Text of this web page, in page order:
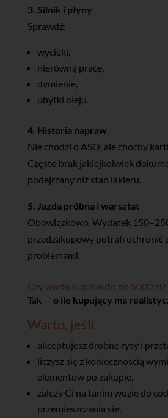
3. Silnik i płyny
Sprawdź:
wycieki,
nierówną pracę,
dymienie,
ubytki oleju.
4. Historia napraw
Nie chodzi o ASO, ale choćby
Często brak jakiejkolwiek
podejrzany niż stan lakieru.
5. Jazda próbna i warsztat
Obowiązkowo. Wydatek
przedzakupowy potrafi uchronić
problemami.
Czy warto kupić auto do 5000 zł?
Tak — o ile kupujący ma
Warto, jeśli:
akceptujesz drobne rysy i
liczysz się z koniecznością
elementów po zakupie,
zależy Ci na tanim wozie do
przemieszczania się,